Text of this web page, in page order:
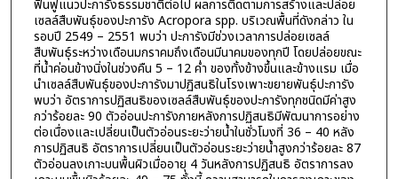
ฟื้นฟูแนวปะการังธรรมชาติต่อไป ผลการติดตามการสร้างและปล่อย
เซลล์สืบพันธุ์ของปะการัง Acropora spp. บริเวณพื้นที่ดังกล่าว ใน
รอบปี 2549 – 2551 พบว่า ปะการังมีช่วงเวลาการปล่อยเซลล์
สืบพันธุ์ระหว่างเดือนมกราคมถึงเดือนมีนาคมของทุกปี โดยปล่อยขณะ
ที่น้ำค่อนข้างนิ่งในช่วงคืน 5 – 12 ค่ำ ของทั้งข้างขึ้นและข้างแรม เมื่อ
นำเซลล์สืบพันธุ์ของปะการังมาปฏิสนธิในโรงเพาะขยายพันธุ์ปะการัง
พบว่า อัตราการปฏิสนธิของเซลล์สืบพันธุ์ของปะการังทุกชนิดมีค่าสูง
กว่าร้อยละ 90 ตัวอ่อนปะการังภายหลังการปฏิสนธิมีพัฒนาการอย่าง
ต่อเนื่องและเปลี่ยนเป็นตัวอ่อนระยะว่ายน้ำในชั่วโมงที่ 36 – 40 หลัง
การปฏิสนธิ อัตราการเปลี่ยนเป็นตัวอ่อนระยะว่ายน้ำสูงกว่าร้อยละ 87
ตัวอ่อนลงเกาะบนพื้นผิวเมื่ออายุ 4 วันหลังการปฏิสนธิ อัตราการลง